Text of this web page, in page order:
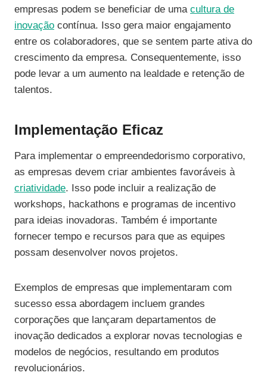
empresas podem se beneficiar de uma cultura de
inovação contínua. Isso gera maior engajamento
entre os colaboradores, que se sentem parte ativa do
crescimento da empresa. Consequentemente, isso
pode levar a um aumento na lealdade e retenção de
talentos.
Implementação Eficaz
Para implementar o empreendedorismo corporativo,
as empresas devem criar ambientes favoráveis à
criatividade. Isso pode incluir a realização de
workshops, hackathons e programas de incentivo
para ideias inovadoras. Também é importante
fornecer tempo e recursos para que as equipes
possam desenvolver novos projetos.
Exemplos de empresas que implementaram com
sucesso essa abordagem incluem grandes
corporações que lançaram departamentos de
inovação dedicados a explorar novas tecnologias e
modelos de negócios, resultando em produtos
revolucionários.